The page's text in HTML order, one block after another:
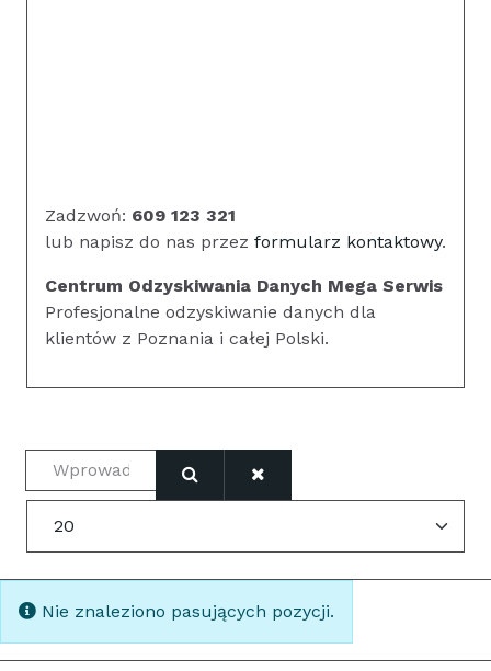
Zadzwoń: 609 123 321
lub napisz do nas przez formularz kontaktowy.
Centrum Odzyskiwania Danych Mega Serwis
Profesjonalne odzyskiwanie danych dla
klientów z Poznania i całej Polski.
Wprowadź fragment tytułu
Informacja
Nie znaleziono pasujących pozycji.